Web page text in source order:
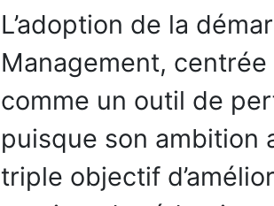
L’adoption de la
Management,
comme un outil de
puisque son ambition
triple objectif